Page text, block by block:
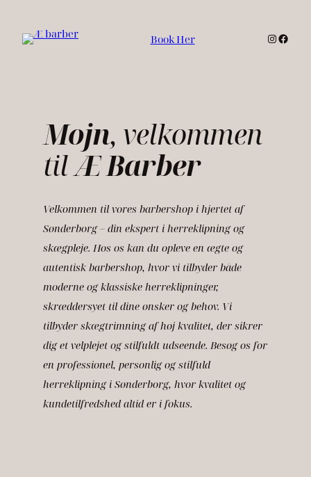
indhold
Book Her
Mojn, velkommen
tilÆ Barber
Velkommen til vores barbershop i hjertet af
Sønderborg – din ekspert i herreklipning og
skægpleje. Hos os kan du opleve en ægte og
autentisk barbershop, hvor vi tilbyder både
moderne og klassiske herreklipninger,
skræddersyet til dine ønsker og behov. Vi
tilbyder skægtrimning af høj kvalitet, der sikrer
dig et velplejet og stilfuldt udseende. Besøg os for
en professionel, personlig og stilfuld
herreklipning i Sønderborg, hvor kvalitet og
kundetilfredshed altid er i fokus.